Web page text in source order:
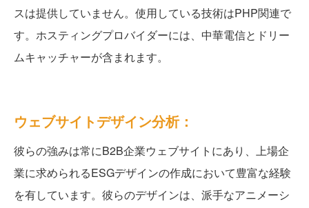
スは提供していません。使用している技術はPHP関連で
す。ホスティングプロバイダーには、中華電信とドリー
ムキャッチャーが含まれます。
ウェブサイトデザイン分析：
彼らの強みは常にB2B企業ウェブサイトにあり、上場企
業に求められるESGデザインの作成において豊富な経験
を有しています。彼らのデザインは、派手なアニメーシ